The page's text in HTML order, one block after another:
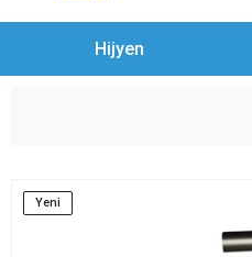
Hijyen
Yeni